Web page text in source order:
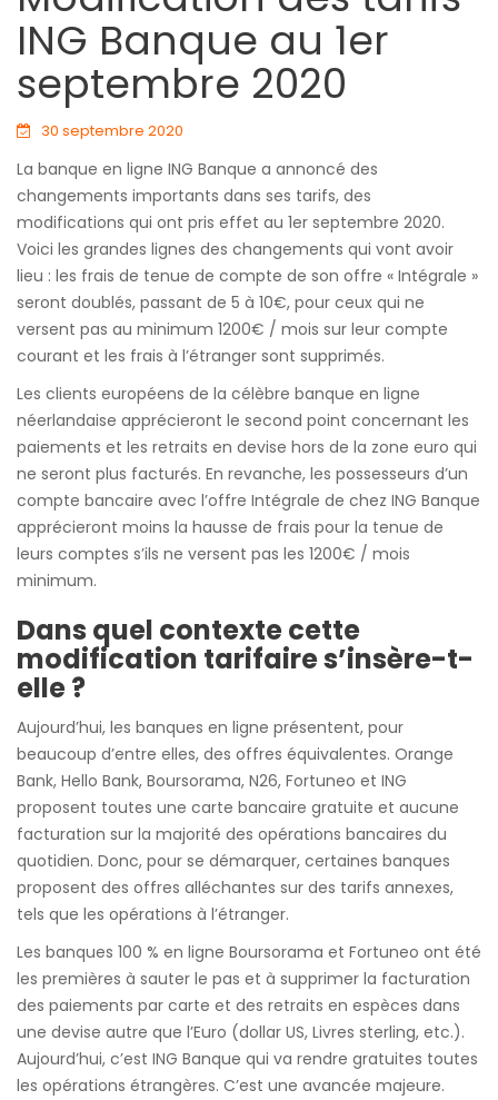
ING Banque au 1er
septembre 2020
30 septembre 2020
La banque en ligne ING Banque a annoncé des
changements importants dans ses tarifs, des
modifications qui ont pris effet au 1er septembre 2020.
Voici les grandes lignes des changements qui vont avoir
lieu : les frais de tenue de compte de son offre « Intégrale »
seront doublés, passant de 5 à 10€, pour ceux qui ne
versent pas au minimum 1200€ / mois sur leur compte
courant et les frais à l’étranger sont supprimés.
Les clients européens de la célèbre banque en ligne
néerlandaise apprécieront le second point concernant les
paiements et les retraits en devise hors de la zone euro qui
ne seront plus facturés. En revanche, les possesseurs d’un
compte bancaire avec l’offre Intégrale de chez ING Banque
apprécieront moins la hausse de frais pour la tenue de
leurs comptes s’ils ne versent pas les 1200€ / mois
minimum.
Dans quel contexte cette
modification tarifaire s’insère-t-
elle ?
Aujourd’hui, les banques en ligne présentent, pour
beaucoup d’entre elles, des offres équivalentes. Orange
Bank, Hello Bank, Boursorama, N26, Fortuneo et ING
proposent toutes une carte bancaire gratuite et aucune
facturation sur la majorité des opérations bancaires du
quotidien. Donc, pour se démarquer, certaines banques
proposent des offres alléchantes sur des tarifs annexes,
tels que les opérations à l’étranger.
Les banques 100 % en ligne Boursorama et Fortuneo ont été
les premières à sauter le pas et à supprimer la facturation
des paiements par carte et des retraits en espèces dans
une devise autre que l’Euro (dollar US, Livres sterling, etc.).
Aujourd’hui, c’est ING Banque qui va rendre gratuites toutes
les opérations étrangères. C’est une avancée majeure.